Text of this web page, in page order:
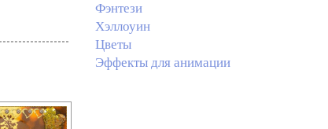
Фэнтези
Хэллоуин
Цветы
Эффекты для анимации